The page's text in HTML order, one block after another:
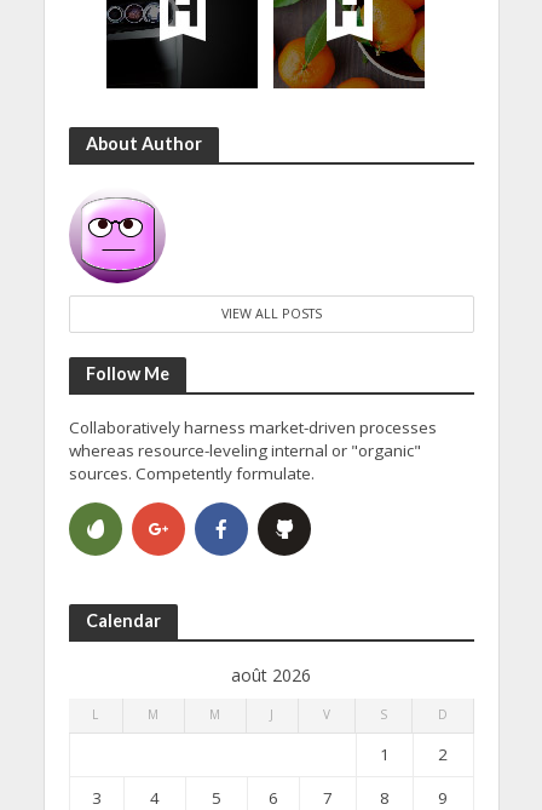
About Author
VIEW ALL POSTS
Follow Me
Collaboratively harness market-driven processes
whereas resource-leveling internal or "organic"
sources. Competently formulate.
Calendar
août 2026
L M M J V S D
1
2
3
4 5 6 7 8
9